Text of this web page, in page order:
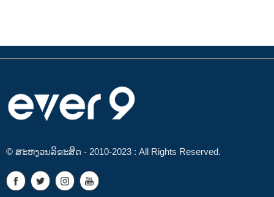
© ສະຫງວນລິຂະສິດ - 2010-2023 : All Rights Reserved.